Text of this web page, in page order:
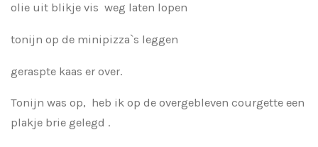
olie uit blikje vis weg laten lopen
tonijn op de minipizza`s leggen
geraspte kaas er over.
Tonijn was op, heb ik op de overgebleven courgette een
plakje brie gelegd .